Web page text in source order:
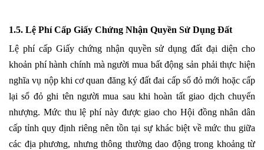
1.5. Lệ Phí Cấp Giấy Chứng Nhận Quyền Sử Dụng Đất
Lệ phí cấp Giấy chứng nhận quyền sử dụng đất đại diện cho
khoản phí hành chính mà người mua bất động sản phải thực hiện
nghĩa vụ nộp khi cơ quan đăng ký đất đai cấp sổ đỏ mới hoặc cấp
lại sổ đỏ ghi tên người mua sau khi hoàn tất giao dịch chuyển
nhượng. Mức thu lệ phí này được giao cho Hội đồng nhân dân
cấp tỉnh quy định riêng nên tồn tại sự khác biệt về mức thu giữa
các địa phương, nhưng thông thường dao động trong khoảng từ